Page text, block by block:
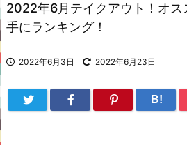
2022年6月テイクアウト！オス
手にランキング！
2022年6月3日 2022年6月23日
B!